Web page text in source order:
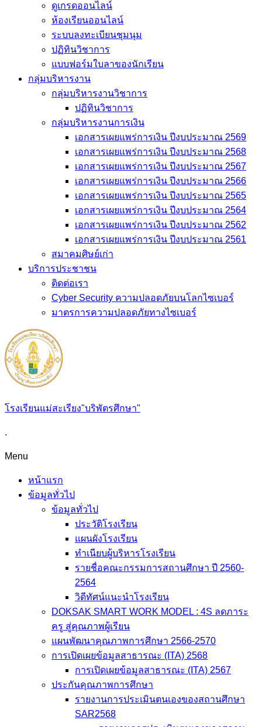
ดูเกรดออนไลน์
ห้องเรียนออนไลน์
ระบบลงทะเบียนชุมนุม
ปฏิทินวิชาการ
แบบฟอร์มใบลาของนักเรียน
กลุ่มบริหารงาน
กลุ่มบริหารงานวิชาการ
ปฏิทินวิชาการ
กลุ่มบริหารงานการเงิน
เอกสารเผยแพร่การเงิน ปีงบประมาณ 2569
เอกสารเผยแพร่การเงิน ปีงบประมาณ 2568
เอกสารเผยแพร่การเงิน ปีงบประมาณ 2567
เอกสารเผยแพร่การเงิน ปีงบประมาณ 2566
เอกสารเผยแพร่การเงิน ปีงบประมาณ 2565
เอกสารเผยแพร่การเงิน ปีงบประมาณ 2564
เอกสารเผยแพร่การเงิน ปีงบประมาณ 2562
เอกสารเผยแพร่การเงิน ปีงบประมาณ 2561
สมาคมศิษย์เก่า
บริการประชาชน
ติดต่อเรา
Cyber Security ความปลอดภัยบนโลกไซเบอร์
มาตรการความปลอดภัยทางไซเบอร์
โรงเรียนแม่สะเรียง"บริพัตรศึกษา"
.
Menu
หน้าแรก
ข้อมูลทั่วไป
ข้อมูลทั่วไป
ประวัติโรงเรียน
แผนผังโรงเรียน
ทำเนียบผู้บริหารโรงเรียน
รายชื่อคณะกรรมการสถานศึกษา ปี 2560-
2564
วิดีทัศน์แนะนำโรงเรียน
DOKSAK SMART WORK MODEL : 4S ลดภาระ
ครู สู่คุณภาพผู้เรียน
แผนพัฒนาคุณภาพการศึกษา 2566-2570
การเปิดเผยข้อมูลสาธารณะ (ITA) 2568
การเปิดเผยข้อมูลสาธารณะ (ITA) 2567
ประกันคุณภาพการศึกษา
รายงานการประเมินตนเองของสถานศึกษา
SAR2568